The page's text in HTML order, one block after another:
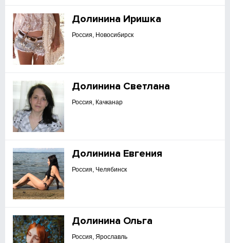
Долинина Иришка
Россия, Новосибирск
Долинина Светлана
Россия, Качканар
Долинина Евгения
Россия, Челябинск
Долинина Ольга
Россия, Ярославль